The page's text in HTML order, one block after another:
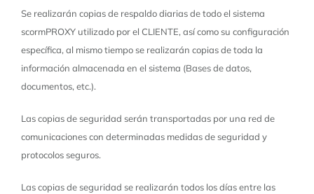
Se realizarán copias de respaldo diarias de todo el sistema
scormPROXY utilizado por el CLIENTE, así como su configuración
específica, al mismo tiempo se realizarán copias de toda la
información almacenada en el sistema (Bases de datos,
documentos, etc.).
Las copias de seguridad serán transportadas por una red de
comunicaciones con determinadas medidas de seguridad y
protocolos seguros.
Las copias de seguridad se realizarán todos los días entre las